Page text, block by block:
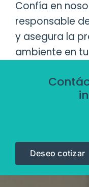
Confía en
responsable
y asegura la
ambiente en
Deseo cotizar